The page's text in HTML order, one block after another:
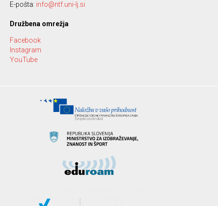
E-pošta: info@ntf.uni-lj.si
Družbena omrežja
Facebook
Instagram
YouTube